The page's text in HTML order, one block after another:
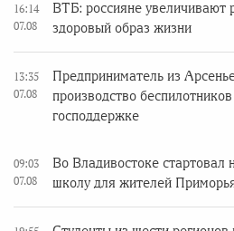
16:14
07.08
ВТБ: россияне увеличивают
здоровый образ жизни
13:35
07.08
Предприниматель из
производство
господдержке
09:03
07.08
Во Владивостоке стартовал
школу для жителей